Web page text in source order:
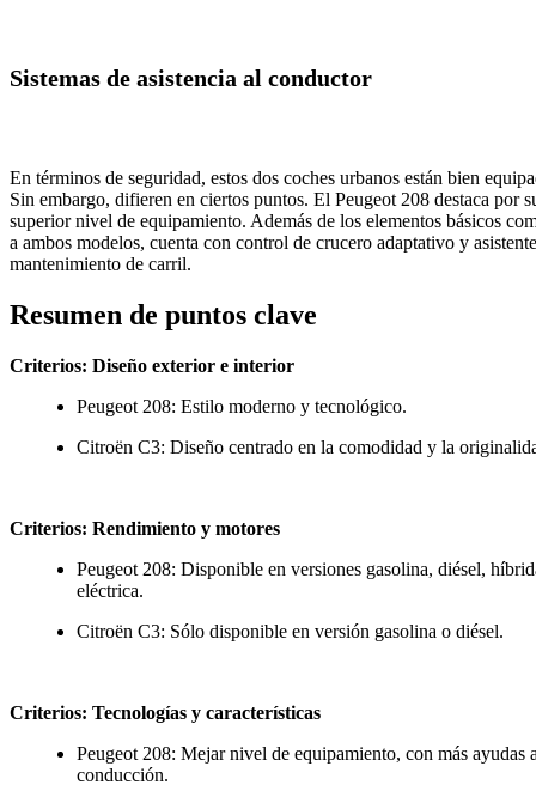
Sistemas de asistencia al conductor
En términos de seguridad, estos dos coches urbanos están bien
Sin embargo, difieren en ciertos puntos. El Peugeot 208 destaca por
superior nivel de equipamiento. Además de los elementos básicos
a ambos modelos, cuenta con control de crucero adaptativo y
mantenimiento de carril.
Resumen de puntos clave
Criterios: Diseño exterior e interior
Peugeot 208: Estilo moderno y tecnológico.
Citroën C3: Diseño centrado en la comodidad y la
Criterios: Rendimiento y motores
Peugeot 208: Disponible en versiones gasolina, diésel,
eléctrica.
Citroën C3: Sólo disponible en versión gasolina o diésel.
Criterios: Tecnologías y características
Peugeot 208: Mejar nivel de equipamiento, con más ayudas
conducción.